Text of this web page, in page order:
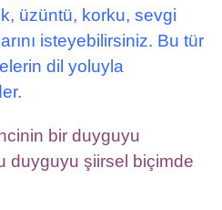
üzüntü, korku, sevgi
isteyebilirsiniz. Bu tür
dil yoluyla
bir duyguyu
duyguyu şiirsel biçimde